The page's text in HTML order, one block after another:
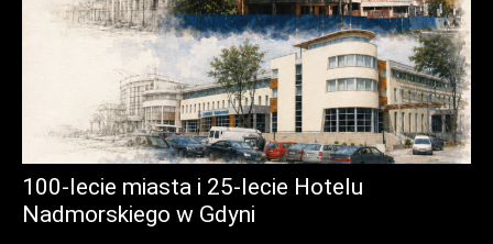
100-lecie miasta i 25-lecie Hotelu
Nadmorskiego w Gdyni